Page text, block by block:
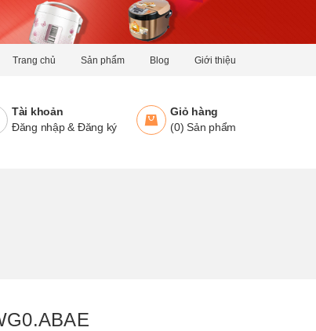
Trang chủ Sản phẩm Blog Giới thiệu
Giỏ hàng
(0) Sản phẩm
Tài khoản
Đăng nhập& Đăng ký